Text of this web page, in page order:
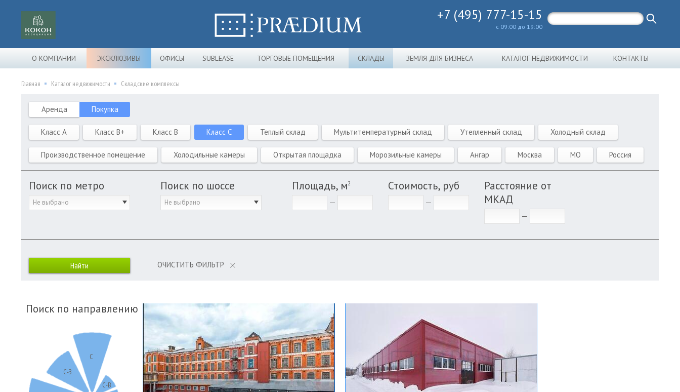
+7 (495) 777-15-15
с 09:00 до 19:00
О КОМПАНИИ ЭКСКЛЮЗИВЫ ОФИСЫ SUBLEASE ТОРГОВЫЕ ПОМЕЩЕНИЯ СКЛАДЫ ЗЕМЛЯ ДЛЯ БИЗНЕСА КАТАЛОГ НЕДВИЖИМОСТИ КОНТАКТЫ
Главная Каталог недвижимости Складские комплексы
Аренда Покупка
Класс A Класс B+ Класс B Класс C Теплый склад Мультитемпературный склад Утепленный склад Холодный склад
Производственное помещение Холодильные камеры Открытая площадка Морозильные камеры Ангар Москва МО Россия
Поиск по метро
Не выбрано
Поиск по шоссе
Не выбрано
Площадь, м2 Стоимость, руб
Расстояние от
МКАД
ОЧИСТИТЬ ФИЛЬТР
Поиск по направлению
С
С-В
С-З